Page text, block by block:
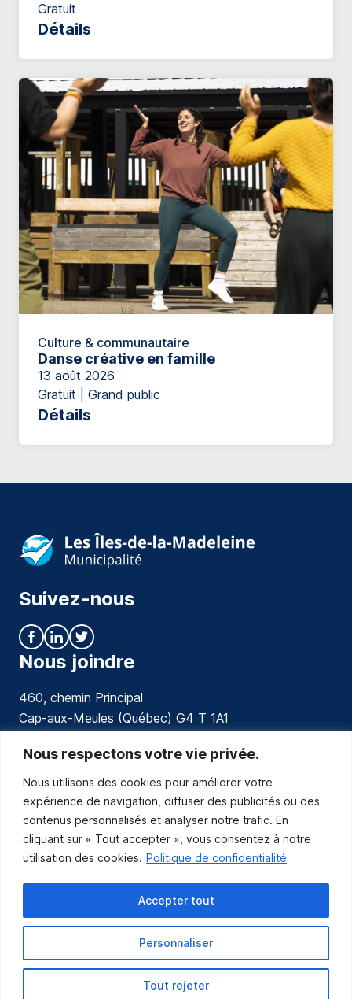
Nous respectons votre vie privée.
Nous utilisons des cookies pour améliorer votre
expérience de navigation, diffuser des publicités ou des
contenus personnalisés et analyser notre trafic. En
cliquant sur « Tout accepter », vous consentez à notre
utilisation des cookies. Politique de confidentialité
Personnaliser
Tout rejeter
Accepter tout
Gratuit
Détails
Culture & communautaire
Danse créative en famille
13 août 2026
Gratuit | Grand public
Détails
Suivez-nous
Nous joindre
460, chemin Principal
Cap-aux-Meules (Québec) G4 T 1A1
communications@muniles.ca
418 986-3100
Composez le 1 en tout temps pour toutes urgences.
Abonnez-vous
Abonnez-vous pour recevoir les nouvelles
de la Municipalité par courriel.